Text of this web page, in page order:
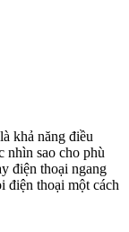
khả năng điều
nhìn sao cho phù
điện thoại ngang
điện thoại một cách